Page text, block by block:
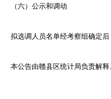
（六）公示和调动
拟选调人员名单经考察组确定后
本公告由赣县区统计局负责解释